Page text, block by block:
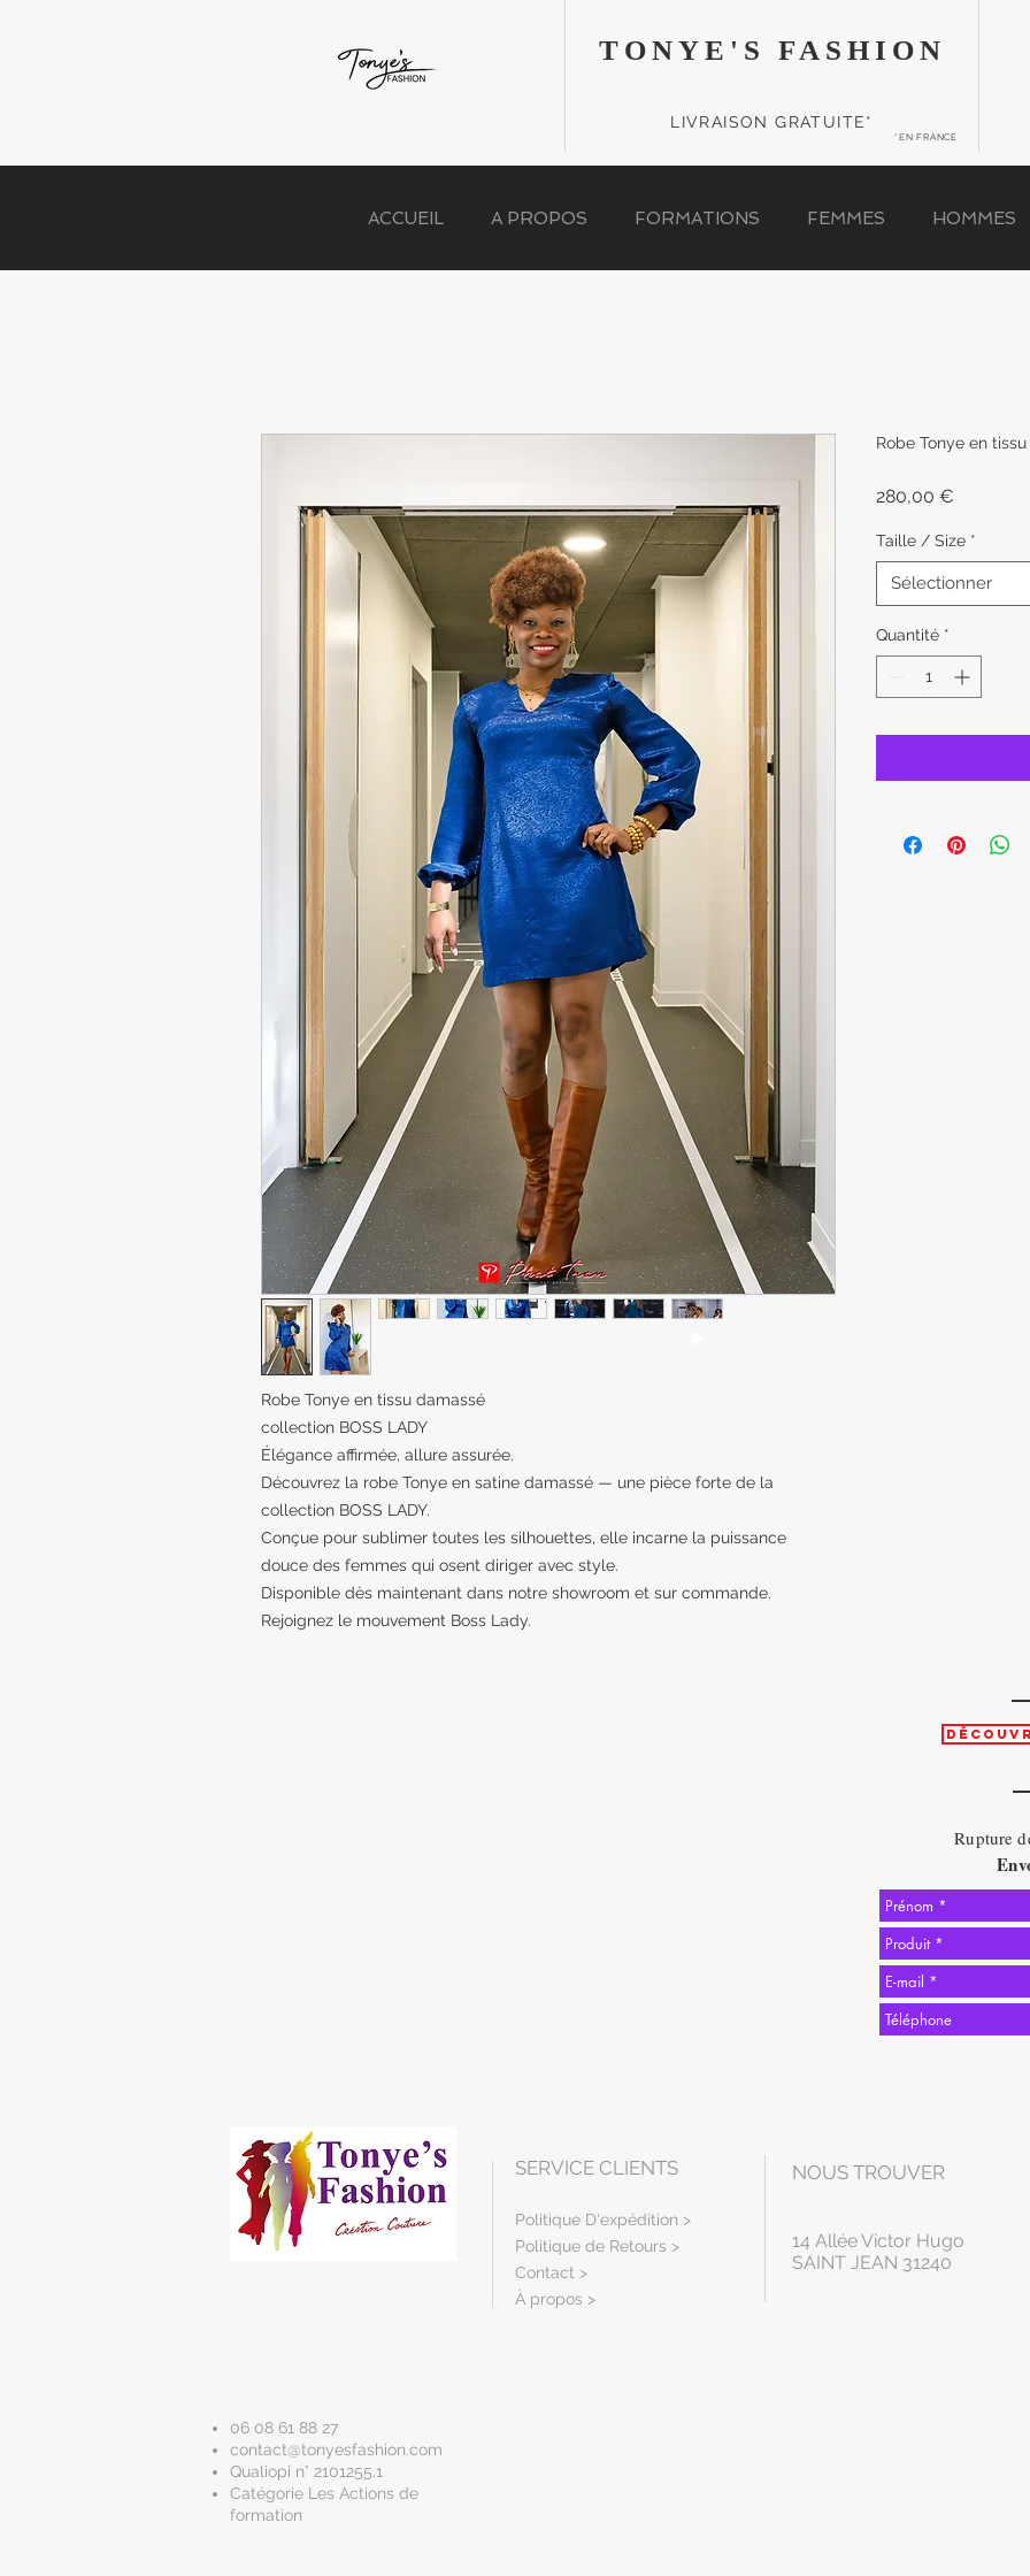
TONYE'S FASHION
LIVRAISON GRATUITE*
*EN FRANCE
ACCUEIL A PROPOS FORMATIONS FEMMES HOMMES
Robe Tonye en tissu damassé
collection BOSS LADY
Élégance affirmée, allure assurée.
Découvrez la robe Tonye en satine damassé — une pièce forte de la
collection BOSS LADY.
Conçue pour sublimer toutes les silhouettes, elle incarne la puissance
douce des femmes qui osent diriger avec style.
Disponible dès maintenant dans notre showroom et sur commande.
Rejoignez le mouvement Boss Lady.
Robe Tonye en
280,00 €
Taille / Size *
Sélectionner
Quantité *
Rupture
SERVICE CLIENTS
Politique D'expédition >
Politique de Retours >
Contact >
À propos >
NOUS TROUVER
14 Allée Victor Hugo
SAINT JEAN 31240
06 08 61 88 27
contact@tonyesfashion.com
Qualiopi n° 2101255.1
Catégorie Les Actions de
formation